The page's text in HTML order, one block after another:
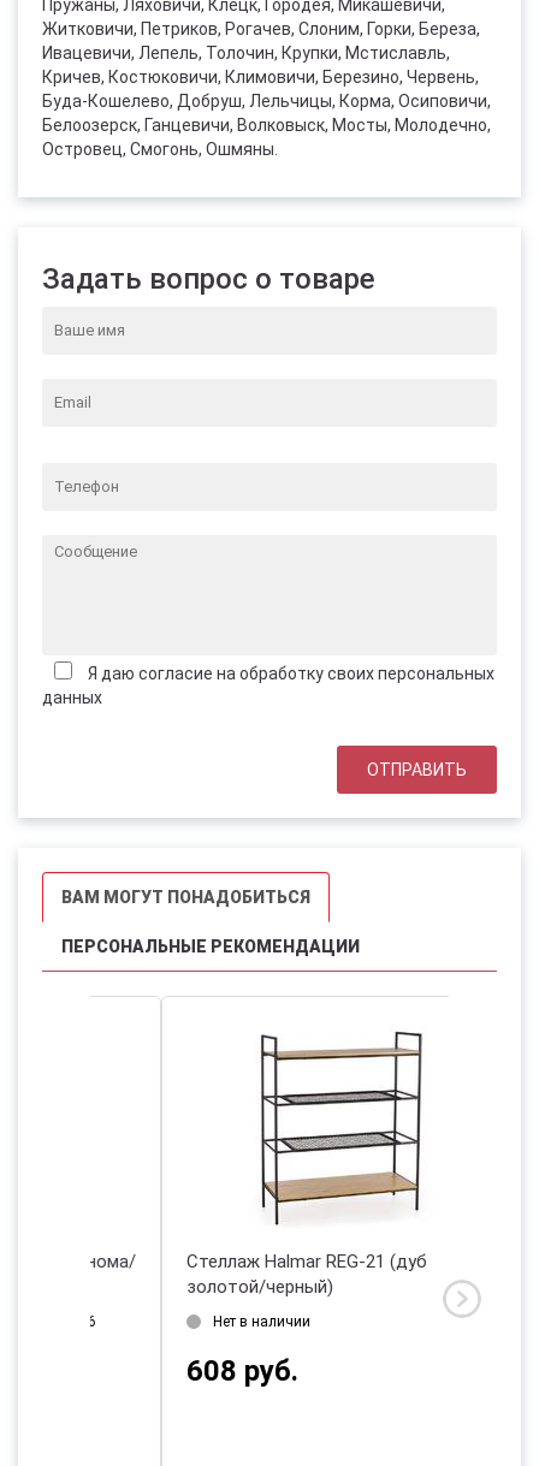
Пружаны, Ляховичи, Клецк, Городея, Микашевичи,
Житковичи, Петриков, Рогачев, Слоним, Горки, Береза,
Ивацевичи, Лепель, Толочин, Крупки, Мстиславль,
Кричев, Костюковичи, Климовичи, Березино, Червень,
Буда-Кошелево, Добруш, Лельчицы, Корма, Осиповичи,
Белоозерск, Ганцевичи, Волковыск, Мосты, Молодечно,
Островец, Смогонь, Ошмяны.
Задать вопрос о товаре
Я даю согласие на обработку своих персональных
данных
ВАМ МОГУТ ПОНАДОБИТЬСЯ
ПЕРСОНАЛЬНЫЕ РЕКОМЕНДАЦИИ
Стеллаж Halmar REG-21 (дуб
золотой/черный)
Нет в наличии
608 руб.